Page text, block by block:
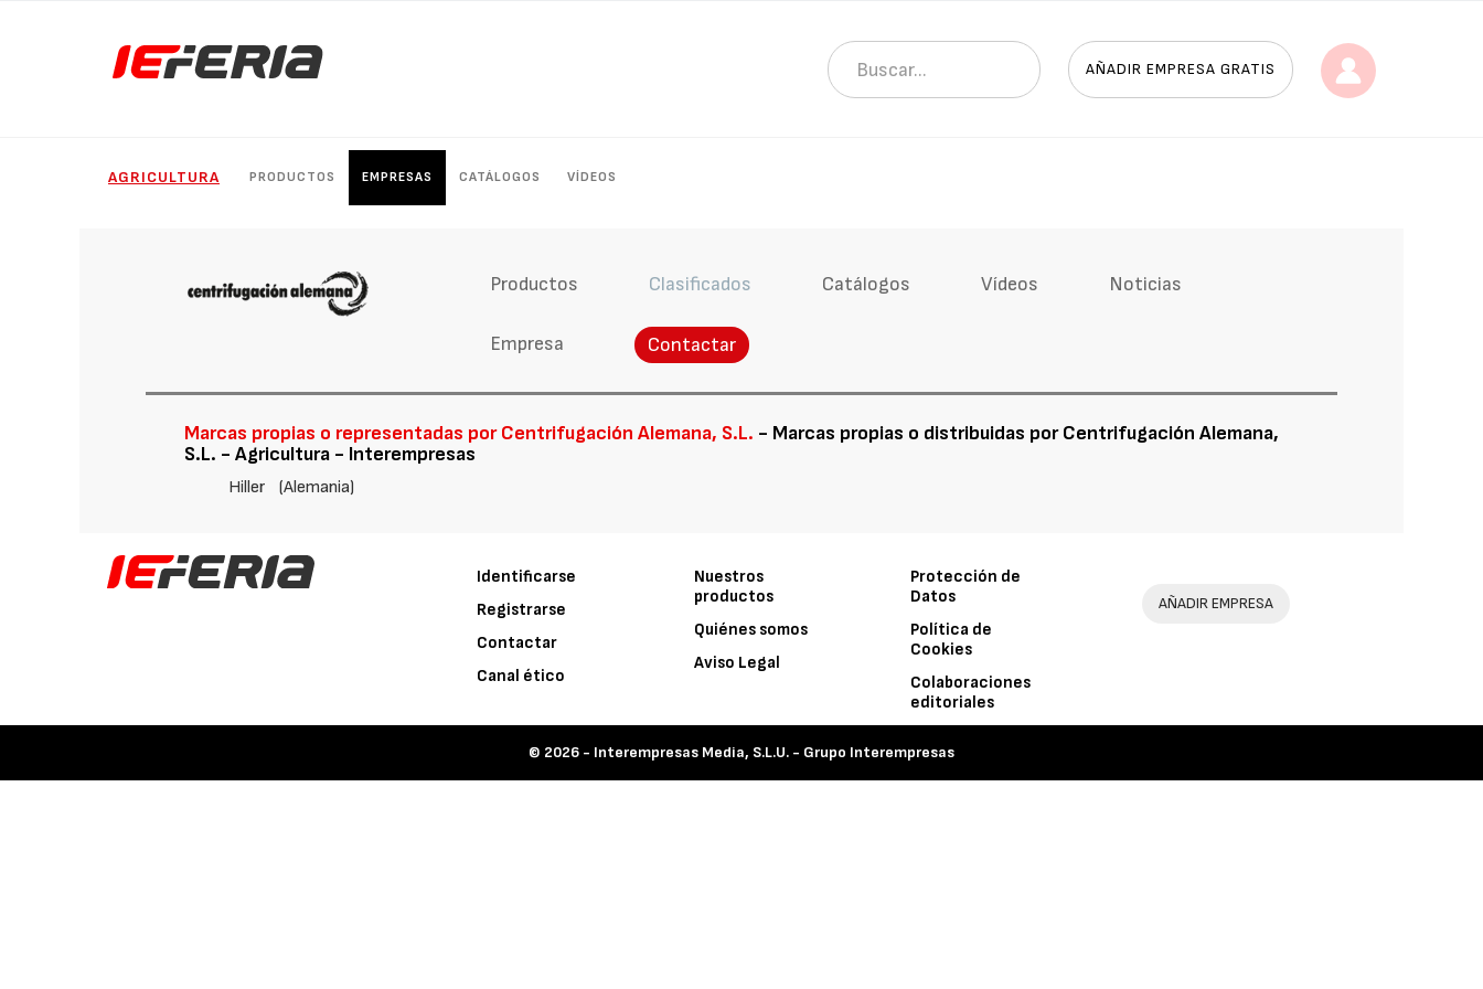
AÑADIR EMPRESA GRATIS
AGRICULTURA PRODUCTOS EMPRESAS CATÁLOGOS VÍDEOS
Productos Clasificados Catálogos Vídeos Noticias
Empresa Contactar
Marcas propias o representadas por Centrifugación Alemana, S.L. - Marcas propias o distribuidas por Centrifugación Alemana,
S.L. - Agricultura - Interempresas
Hiller (Alemania)
Identificarse
Registrarse
Contactar
Canal ético
Nuestros
productos
Quiénes somos
Aviso Legal
Protección de
Datos
Política de
Cookies
Colaboraciones
editoriales
AÑADIR EMPRESA
© 2026 - Interempresas Media, S.L.U. - Grupo Interempresas